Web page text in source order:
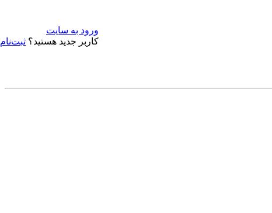
ورود به سایت
کاربر جدید هستید؟ ثبت‌نام